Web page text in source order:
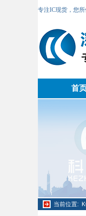
专注IC现货，您
首
当前位置: